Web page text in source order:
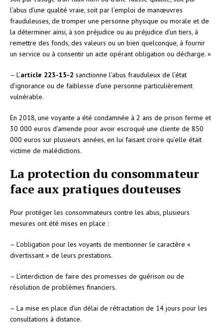
l’abus d’une qualité vraie, soit par l’emploi de manœuvres
frauduleuses, de tromper une personne physique ou morale et de
la déterminer ainsi, à son préjudice ou au préjudice d’un tiers, à
remettre des fonds, des valeurs ou un bien quelconque, à fournir
un service ou à consentir un acte opérant obligation ou décharge. »
– L’article 223-15-2 sanctionne l’abus frauduleux de l’état
d’ignorance ou de faiblesse d’une personne particulièrement
vulnérable.
En 2018, une voyante a été condamnée à 2 ans de prison ferme et
30 000 euros d’amende pour avoir escroqué une cliente de 850
000 euros sur plusieurs années, en lui faisant croire qu’elle était
victime de malédictions.
La protection du consommateur
face aux pratiques douteuses
Pour protéger les consommateurs contre les abus, plusieurs
mesures ont été mises en place :
– L’obligation pour les voyants de mentionner le caractère «
divertissant » de leurs prestations.
– L’interdiction de faire des promesses de guérison ou de
résolution de problèmes financiers.
– La mise en place d’un délai de rétractation de 14 jours pour les
consultations à distance.